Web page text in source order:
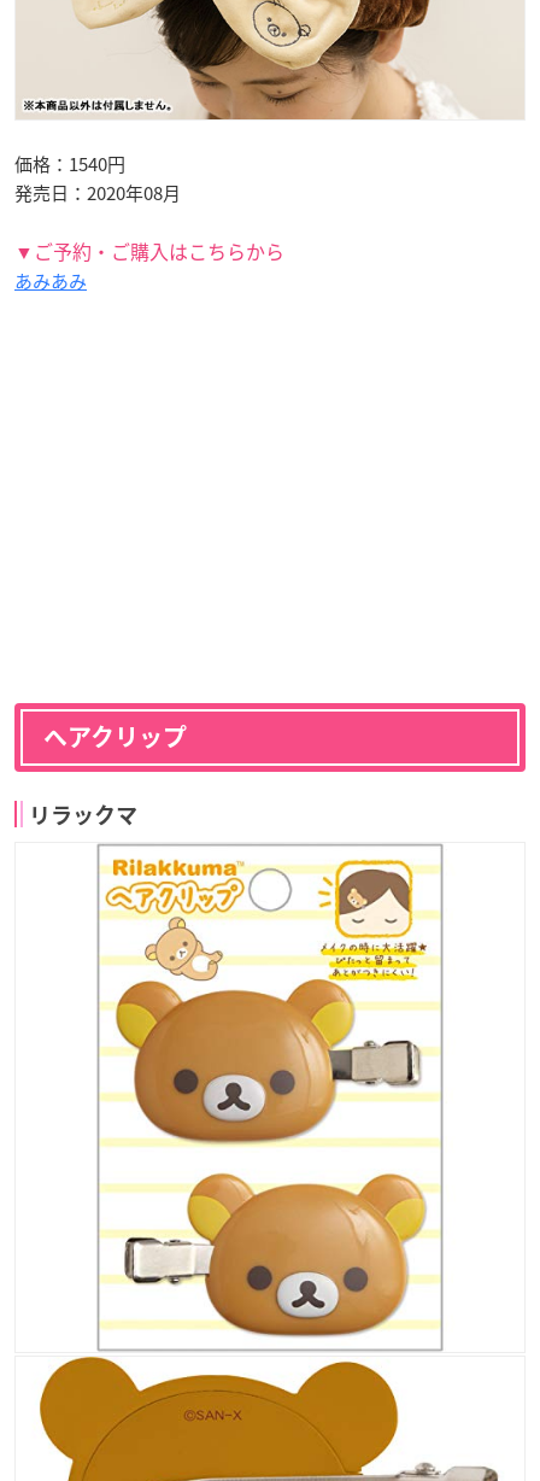
価格：1540円
発売日：2020年08月
▼ご予約・ご購入はこちらから
あみあみ
ヘアクリップ
リラックマ